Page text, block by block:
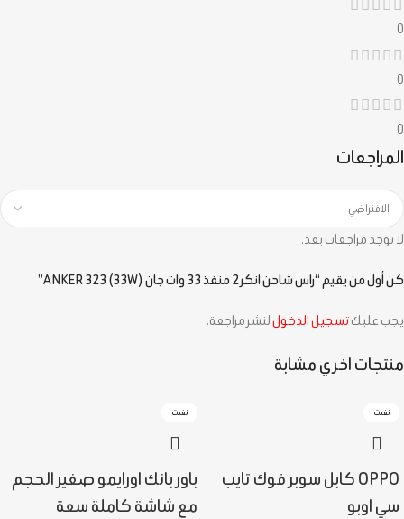
0
0
0
المراجعات
لا توجد مراجعات بعد.
كن أول من يقيم “راس شاحن انكر 2 منفذ 33 وات جان ANKER 323 (33W)”
يجب عليكتسجيل الدخوللنشر مراجعة.
منتجات اخري مشابة
نفذت
OPPO كابل سوبر فوك تايب
سي اوبو
نفذت
باور بانك اورايمو صغير الحجم
مع شاشة كاملة سعة